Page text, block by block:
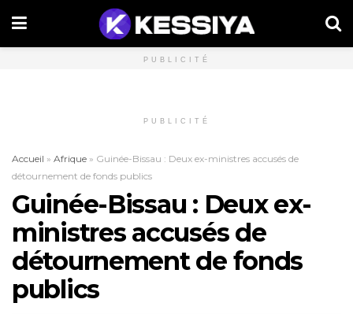
PUBLICITÉ
PUBLICITÉ
Accueil » Afrique » Guinée-Bissau : Deux ex-ministres accusés de
détournement de fonds publics
Guinée-Bissau : Deux ex-
ministres accusés de
détournement de fonds
publics